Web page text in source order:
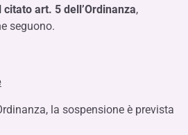
art. 5 dell’Ordinanza,
seguono.
la sospensione è prevista